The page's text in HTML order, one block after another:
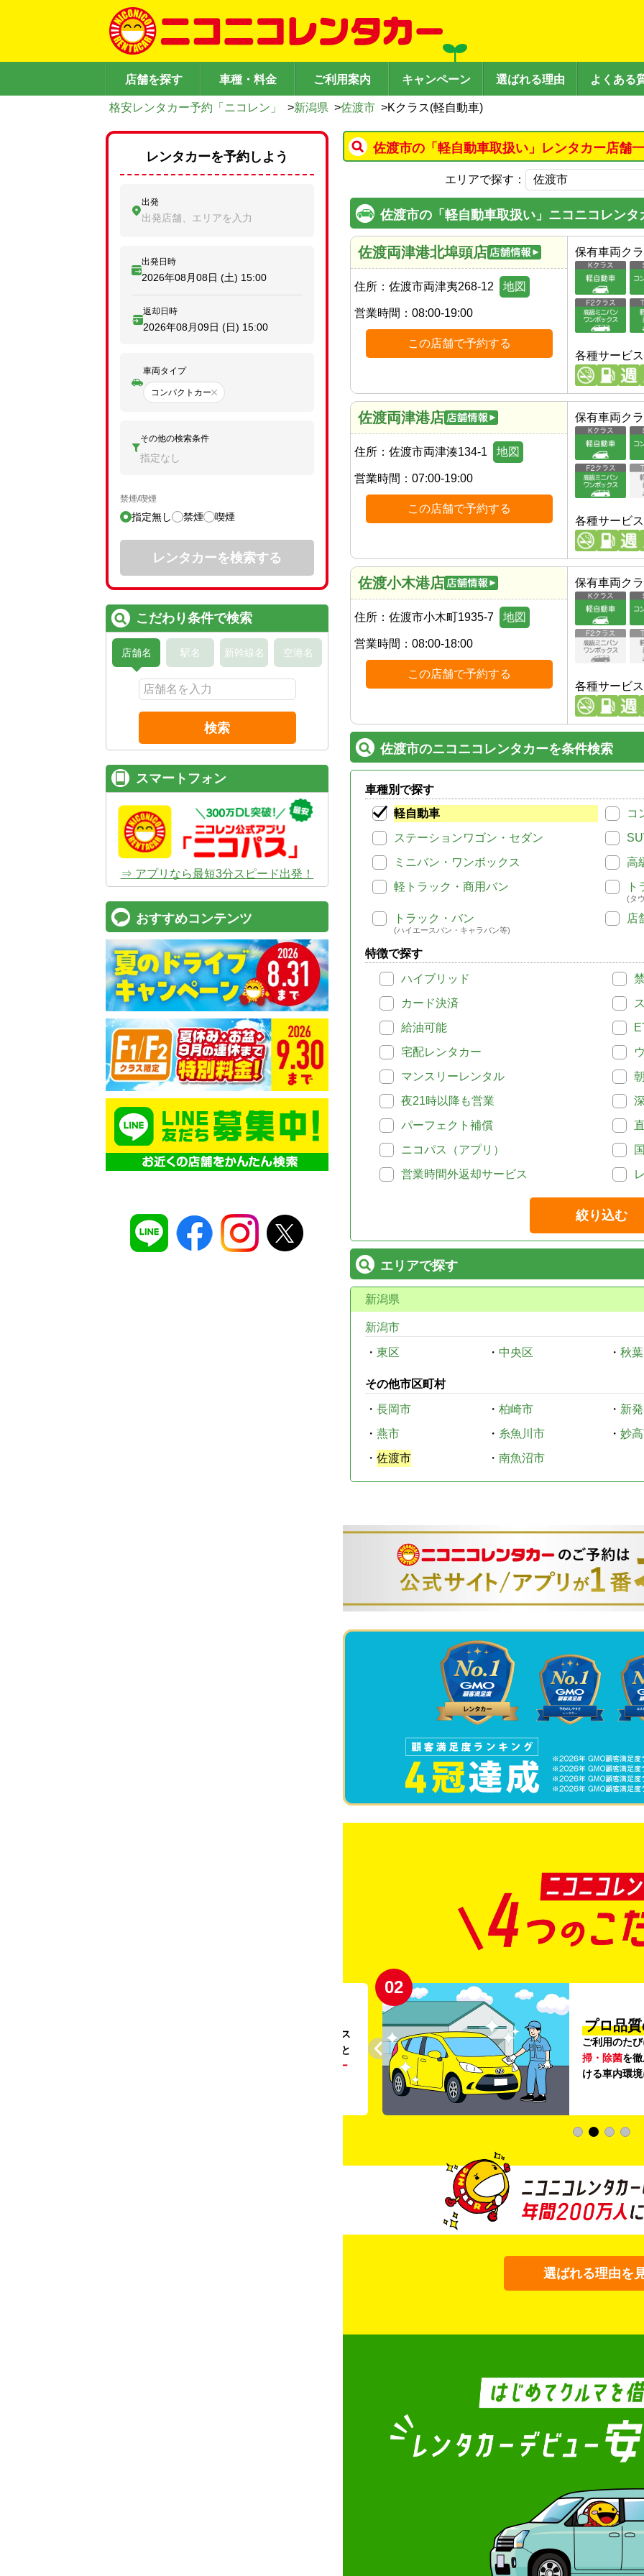
店舗を探す 車種・料金 ご利用案内 キャンペーン 選ばれる理由 よくある
格安レンタカー予約「ニコレン」 >新潟県 >佐渡市 >Kクラス(軽自動車)
佐渡市の「軽自動車取扱い」レンタカー店舗
エリアで探す：
佐渡市の「軽自動車取扱い」ニコニコレンタ
佐渡両津港北埠頭店
住所： 佐渡市両津夷268-12 地図
営業時間： 08:00-19:00
この店舗で予約する
保有車両ク
各種サービス
佐渡両津港店
住所： 佐渡市両津湊134-1 地図
営業時間： 07:00-19:00
この店舗で予約する
保有車両ク
各種サービス
佐渡小木港店
住所： 佐渡市小木町1935-7 地図
営業時間： 08:00-18:00
この店舗で予約する
保有車両ク
各種サービス
佐渡市のニコニコレンタカーを条件検索
車種別で探す
軽自動車
コ
ステーションワゴン・セダン
ミニバン・ワンボックス
高
軽トラック・商用バン
ト
(タ
トラック・バン
(ハイエースバン・キャラバン等)
店
特徴で探す
ハイブリッド
カード決済
給油可能
宅配レンタカー
マンスリーレンタル
夜21時以降も営業
パーフェクト補償
ニコパス（アプリ）
営業時間外返却サービス
絞り込む
エリアで探す
新潟県
新潟市
・ 東区 ・ 中央区 ・ 秋
その他市区町村
・ 長岡市 ・ 柏崎市 ・ 新
・ 燕市 ・ 糸魚川市 ・ 妙
・ 佐渡市 ・ 南魚沼市
。ガソリンス
タンドや整備工場の既存インフラを活用すること
リー
02
プロ品
ご利用のた
掃・除菌を
ける車内環
選ばれる理由を
レンタカーを予約しよう
出発
出発店舗、エリアを入力
出発日時
2026年08月08日 (土) 15:00
返却日時
2026年08月09日 (日) 15:00
車両タイプ
コンパクトカー
その他の検索条件
指定なし
禁煙/喫煙
指定無し 禁煙 喫煙
レンタカーを検索する
こだわり条件で検索
店舗名 駅名 新幹線名 空港名
検索
スマートフォン
⇒ アプリなら最短3分スピード出発！
おすすめコンテンツ